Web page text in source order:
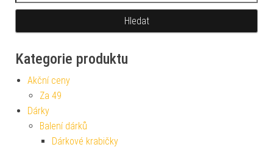
Kategorie produktu
Akční ceny
Za 49
Dárky
Balení dárků
Dárkové krabičky